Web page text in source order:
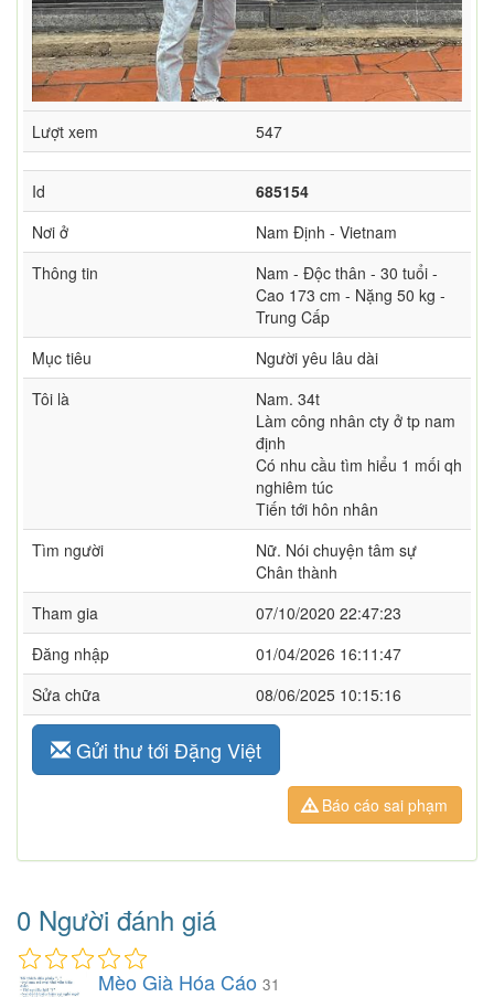
Lượt xem 547
Id
685154
Nơi ở
Nam Định - Vietnam
Thông tin
Nam - Độc thân - 30 tuổi -
Cao 173 cm - Nặng 50 kg -
Trung Cấp
Mục tiêu
Người yêu lâu dài
Tôi là
Nam. 34t
Làm công nhân cty ở tp nam
định
Có nhu cầu tìm hiểu 1 mối qh
nghiêm túc
Tiến tới hôn nhân
Tìm người
Nữ. Nói chuyện tâm sự
Chân thành
Tham gia
07/10/2020 22:47:23
Đăng nhập
01/04/2026 16:11:47
Sửa chữa
08/06/2025 10:15:16
Gửi thư tới Đặng Việt
Báo cáo sai phạm
0 Người đánh giá
Mèo Già Hóa Cáo 31